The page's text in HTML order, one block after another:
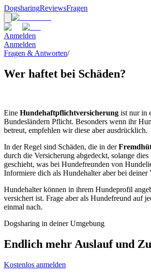
DogsharingReviewsFragen
Anmelden
Anmelden
Fragen & Antworten/
Wer haftet bei Schäden?
Eine Hundehaftpflichtversicherung ist nur in
Bundesländern Pflicht. Besonders wenn ihr
betreut, empfehlen wir diese aber ausdrücklich.
In der Regel sind Schäden, die in der
durch die Versicherung abgedeckt, solange
geschieht, was bei Hundefreunden von
Informiere dich als Hundehalter aber bei deiner
Hundehalter können in ihrem Hundeprofil
versichert ist. Frage aber als Hundefreund auf
einmal nach.
Dogsharing in deiner Umgebung
Endlich mehr Auslauf und
Kostenlos anmelden